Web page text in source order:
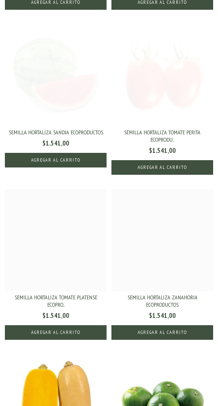
SEMILLA HORTALIZA SANDIA ECOPRODUCTOS
$1.541,00
SEMILLA HORTALIZA TOMATE PERITA
ECOPRODU...
$1.541,00
SEMILLA HORTALIZA TOMATE PLATENSE
ECOPRO...
$1.541,00
SEMILLA HORTALIZA ZANAHORIA
ECOPRODUCTOS
$1.541,00